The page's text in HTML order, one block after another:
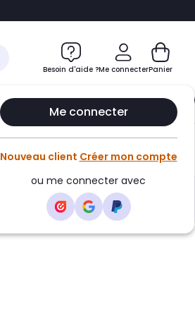
au chatbot
Besoin d'aide ?Me connecter
Me connecter
Nouveau client Créer mon compte
ou me connecter avec
Panier
Le Club Infinity
Ajouter au panier